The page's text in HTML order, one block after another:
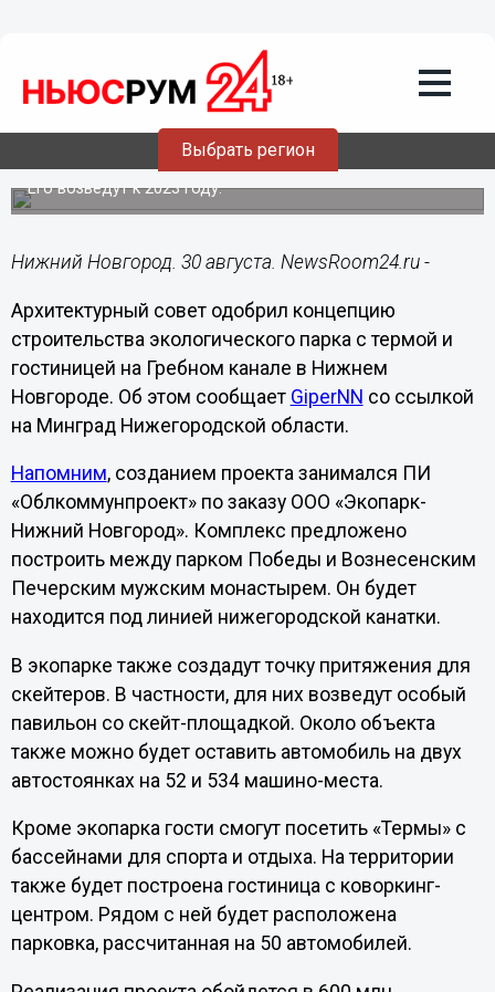
Выбрать регион
30.08.202118:02
Архсовет одобрил строительство
экопарка на Гребном канале
Его возведут к 2023 году.
Нижний Новгород. 30 августа. NewsRoom24.ru -
Архитектурный совет одобрил концепцию
строительства экологического парка с термой и
гостиницей на Гребном канале в Нижнем
Новгороде. Об этом сообщает GiperNN со ссылкой
на Минград Нижегородской области.
Напомним, созданием проекта занимался ПИ
«Облкоммунпроект» по заказу ООО «Экопарк-
Нижний Новгород». Комплекс предложено
построить между парком Победы и Вознесенским
Печерским мужским монастырем. Он будет
находится под линией нижегородской канатки.
В экопарке также создадут точку притяжения для
скейтеров. В частности, для них возведут особый
павильон со скейт-площадкой. Около объекта
также можно будет оставить автомобиль на двух
автостоянках на 52 и 534 машино-места.
Кроме экопарка гости смогут посетить «Термы» с
бассейнами для спорта и отдыха. На территории
также будет построена гостиница с коворкинг-
центром. Рядом с ней будет расположена
парковка, рассчитанная на 50 автомобилей.